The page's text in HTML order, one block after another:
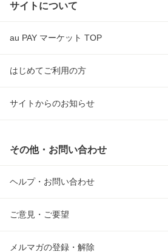
サイトについて
au PAY マーケット TOP
はじめてご利用の方
サイトからのお知らせ
その他・お問い合わせ
ヘルプ・お問い合わせ
ご意見・ご要望
メルマガの登録・解除